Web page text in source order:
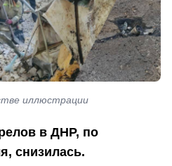
иллюстрации
в ДНР, по
снизилась.